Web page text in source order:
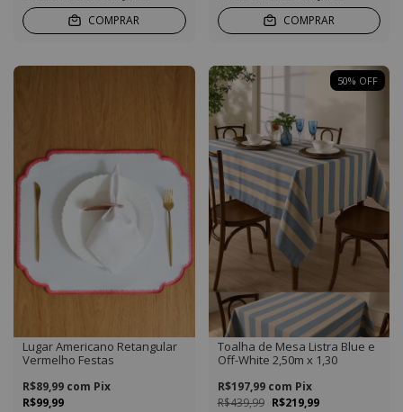
COMPRAR
COMPRAR
Lugar Americano Retangular
Vermelho Festas
R$99,99
R$89,99 com Pix
50% OFF
Toalha de Mesa Listra Blue e
Off-White 2,50m x 1,30
R$439,99 R$219,99
R$197,99 com Pix